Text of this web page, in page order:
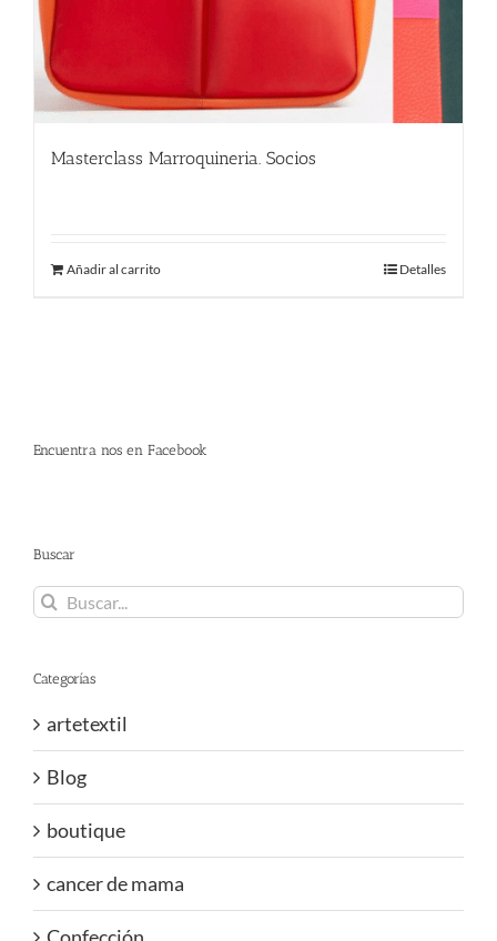
Masterclass Marroquineria. Socios
Añadir al carrito Detalles
Encuentra nos en Facebook
Buscar
Buscar:
Categorías
artetextil
Blog
boutique
cancer de mama